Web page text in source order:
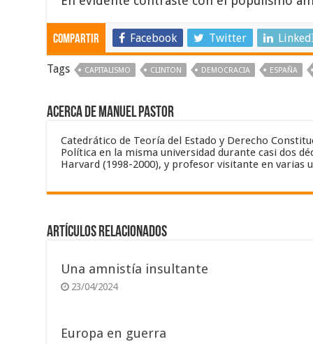
Compartir Facebook Twitter
Tags CAPITALISMO CLINTON DEMOCRACIA ESPAÑA
Acerca de Manuel Pastor
Catedrático de Teoría del Estado y Derecho
Política en la misma universidad durante casi dos
Harvard (1998-2000), y profesor visitante en varias
Artículos relacionados
Una amnistía insultante
23/04/2024
Europa en guerra